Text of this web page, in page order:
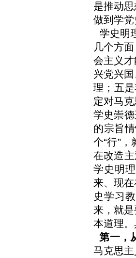
是推动
做到学
学史明
几个方
会主义
兴党兴
理；五
定对马
学史崇
的宗旨
个“行”
在改造
学史明
来、现
史学习
来，就是
本道理
第一，
马克思